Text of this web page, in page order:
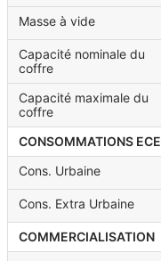
Masse à vide
Capacité nominale du
coffre
Capacité maximale du
coffre
CONSOMMATIONS ECE
Cons. Urbaine
Cons. Extra Urbaine
COMMERCIALISATION